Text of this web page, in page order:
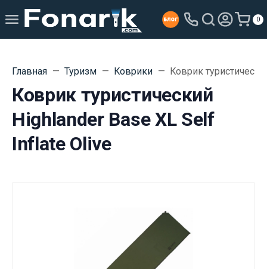
0
Главная Туризм Коврики Коврик
Коврик туристический
Highlander Base XL Self
Inflate Olive